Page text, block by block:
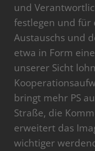
und
festlegen und für
Austauschs und
etwa in Form
unserer Sicht
bringt mehr PS
Straße, die
erweitert das
wichtiger